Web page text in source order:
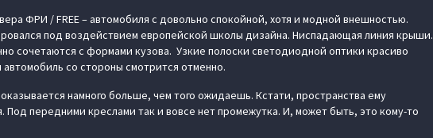
ФРИ / FREE – автомобиля с довольно спокойной, хотя и модной внешностью.
под воздействием европейской школы дизайна. Ниспадающая линия крыши.
сочетаются с формами кузова. Узкие полоски светодиодной оптики красиво
со стороны смотрится отменно.
намного больше, чем того ожидаешь. Кстати, пространства ему
Под передними креслами так и вовсе нет промежутка. И, может быть, это кому-то